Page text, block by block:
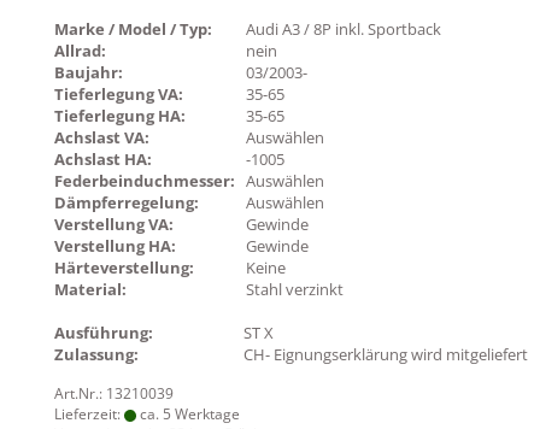
Marke / Model / Typ:
Audi A3 / 8P inkl. Sportback
Allrad:
nein
Baujahr:
03/2003-
Tieferlegung VA:
35-65
Tieferlegung HA:
35-65
Achslast VA:
Auswählen
Achslast HA:
-1005
Federbeinduchmesser: Auswählen
Dämpferregelung:
Auswählen
Verstellung VA:
Gewinde
Verstellung HA:
Gewinde
Härteverstellung:
Keine
Material:
Stahl verzinkt
Ausführung:
ST X
Zulassung:
CH- Eignungserklärung wird mitgeliefert
Art.Nr.: 13210039
Lieferzeit:
ca. 5 Werktage